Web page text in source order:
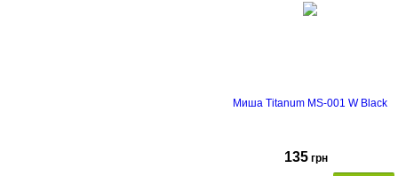
Миша Titanum MS-001 W Black
135 грн